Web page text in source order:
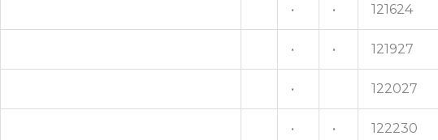
• • 121624
• • 121927
• 122027
• • 122230